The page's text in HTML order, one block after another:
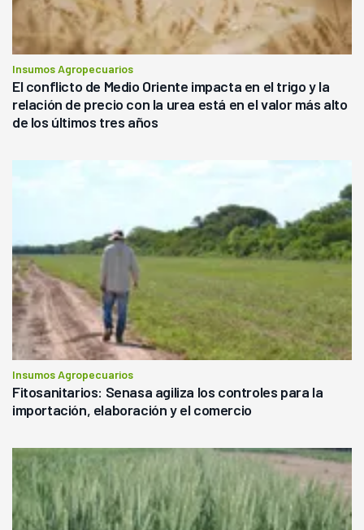
Insumos Agropecuarios
El conflicto de Medio Oriente impacta en el trigo y la
relación de precio con la urea está en el valor más alto
de los últimos tres años
Insumos Agropecuarios
Fitosanitarios: Senasa agiliza los controles para la
importación, elaboración y el comercio